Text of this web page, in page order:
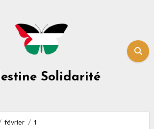
Solidarité
février
1